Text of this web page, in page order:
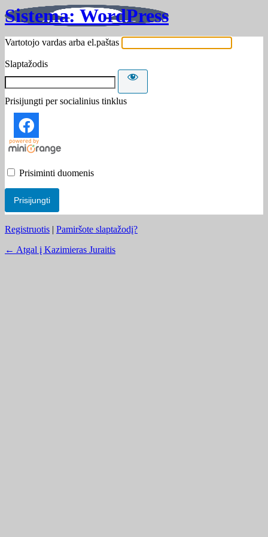
Sistema: WordPress
Vartotojo vardas arba el.paštas
Slaptažodis
Prisijungti per socialinius tinklus
Prisiminti duomenis
Registruotis | Pamiršote slaptažodį?
← Atgal į Kazimieras Juraitis